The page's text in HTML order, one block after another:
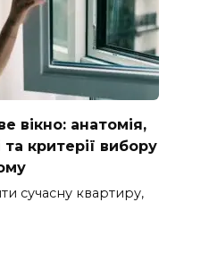
вікно: анатомія,
критерії вибору
сучасну квартиру,